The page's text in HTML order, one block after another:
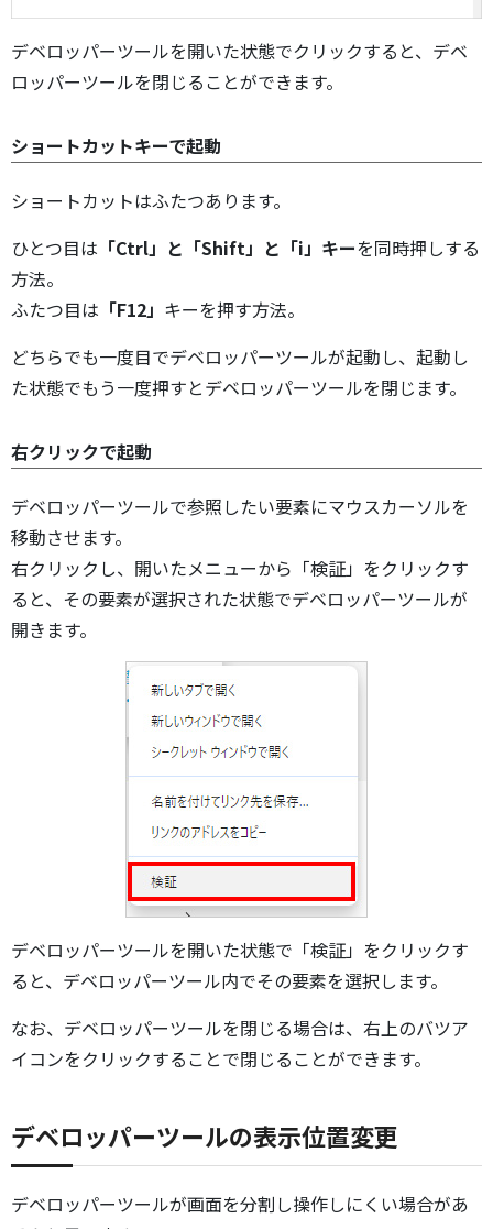
デベロッパーツールを開いた状態でクリックすると、デベ
ロッパーツールを閉じることができます。
ショートカットキーで起動
ショートカットはふたつあります。
ひとつ目は 「Ctrl」と「Shift」と「i」キーを同時押しする
方法。
ふたつ目は 「F12」 キーを押す方法。
どちらでも一度目でデベロッパーツールが起動し、起動し
た状態でもう一度押すとデベロッパーツールを閉じます。
右クリックで起動
デベロッパーツールで参照したい要素にマウスカーソルを
移動させます。
右クリックし、開いたメニューから「検証」をクリックす
ると、その要素が選択された状態でデベロッパーツールが
開きます。
デベロッパーツールを開いた状態で「検証」をクリックす
ると、デベロッパーツール内でその要素を選択します。
なお、デベロッパーツールを閉じる場合は、右上のバツア
イコンをクリックすることで閉じることができます。
デベロッパーツールの表示位置変更
デベロッパーツールが画面を分割し操作しにくい場合があ